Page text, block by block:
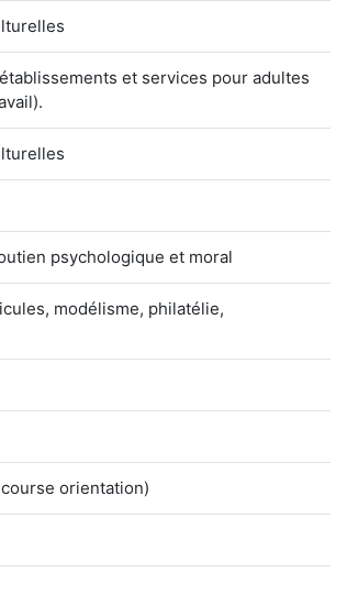
et services pour adultes
psychologique et moral
modélisme, philatélie,
orientation)